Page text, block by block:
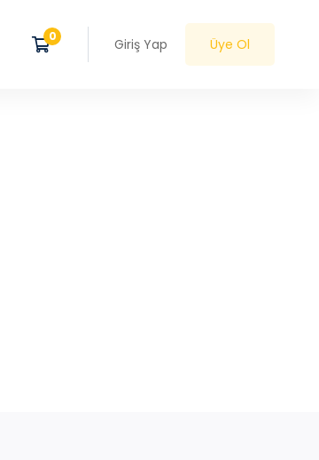
Giriş Yap Üye Ol